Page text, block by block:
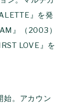
』を発
』（2003）
LOVE』を
。アカウン